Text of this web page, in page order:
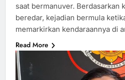
saat bermanuver. Berdasarkan
beredar, kejadian bermula
memarkirkan kendaraannya di
Read More